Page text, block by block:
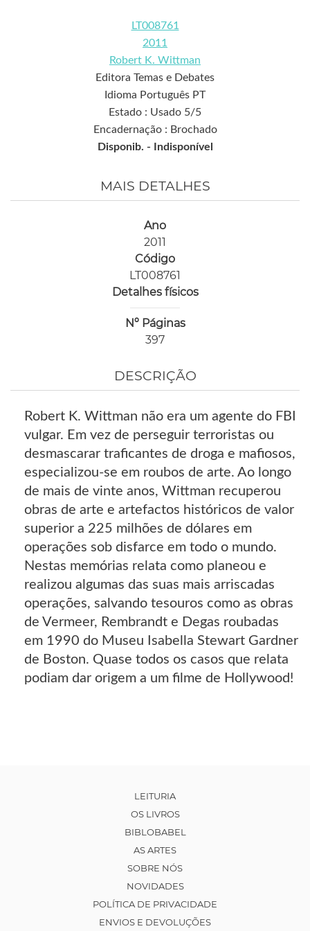
LT008761
2011
Robert K. Wittman
Editora Temas e Debates
Idioma Português PT
Estado : Usado 5/5
Encadernação : Brochado
Disponib. -
Indisponível
MAIS DETALHES
Ano
2011
Código
LT008761
Detalhes físicos
Nº Páginas
397
DESCRIÇÃO
Robert K. Wittman não era um agente do FBI
vulgar. Em vez de perseguir terroristas ou
desmascarar traficantes de droga e mafiosos,
especializou-se em roubos de arte. Ao longo
de mais de vinte anos, Wittman recuperou
obras de arte e artefactos históricos de valor
superior a 225 milhões de dólares em
operações sob disfarce em todo o mundo.
Nestas memórias relata como planeou e
realizou algumas das suas mais arriscadas
operações, salvando tesouros como as obras
de Vermeer, Rembrandt e Degas roubadas
em 1990 do Museu Isabella Stewart Gardner
de Boston. Quase todos os casos que relata
podiam dar origem a um filme de Hollywood!
LEITURIA
OS LIVROS
BIBLOBABEL
AS ARTES
SOBRE NÓS
NOVIDADES
POLÍTICA DE PRIVACIDADE
ENVIOS E DEVOLUÇÕES